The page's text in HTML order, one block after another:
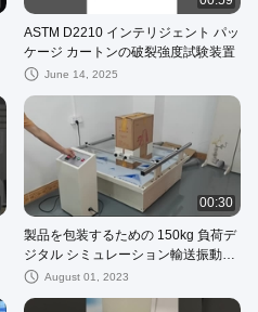
ASTM D2210 インテリジェント パッ
ケージ カートンの破裂強度試験装置
June 14, 2025
00:30
製品を包装するための 150kg 負荷デ
ジタル シミュレーション輸送振動試
験機August 01, 2023